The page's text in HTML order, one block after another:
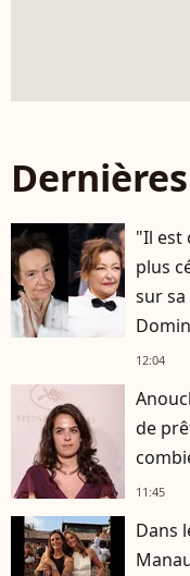
"Il est
plus
sur
12:04
de
11:45
Dans